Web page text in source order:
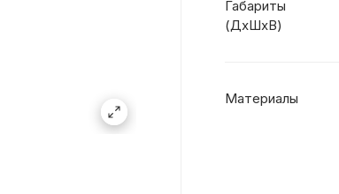
Габариты
(ДхШхВ)
Материалы